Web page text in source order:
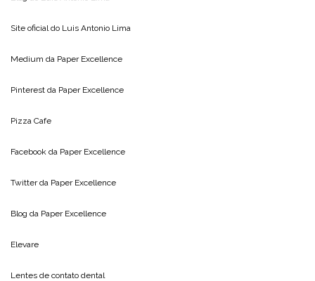
Site oficial do Luis Antonio Lima
Medium da Paper Excellence
Pinterest da Paper Excellence
Pizza Cafe
Facebook da Paper Excellence
Twitter da Paper Excellence
Blog da Paper Excellence
Elevare
Lentes de contato dental